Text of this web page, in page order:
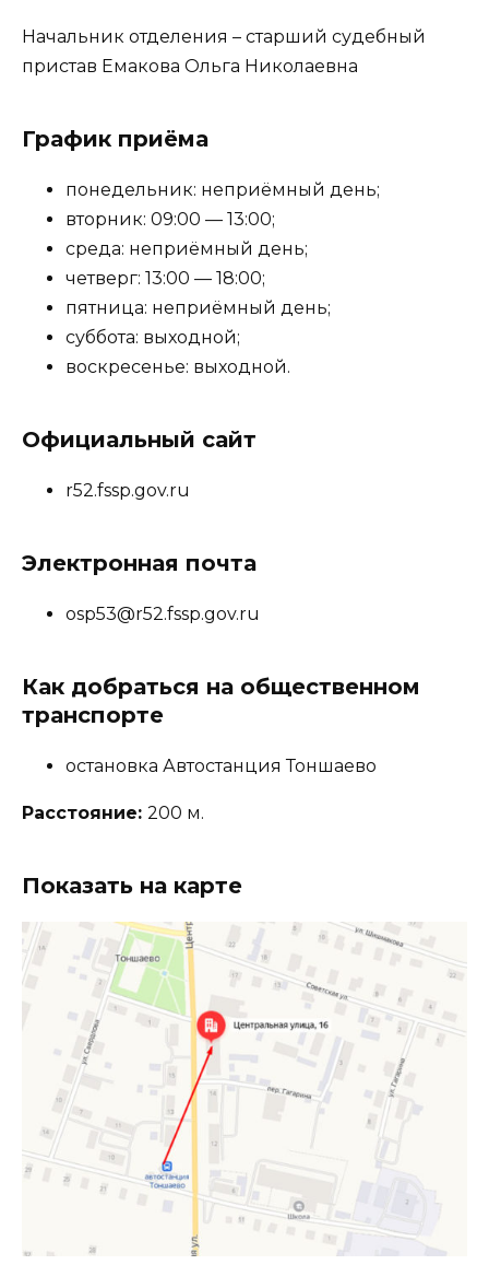
Начальник отделения – старший судебный
пристав Емакова Ольга Николаевна
График приёма
понедельник: неприёмный день;
вторник: 09:00 — 13:00;
среда: неприёмный день;
четверг: 13:00 — 18:00;
пятница: неприёмный день;
суббота: выходной;
воскресенье: выходной.
Официальный сайт
r52.fssp.gov.ru
Электронная почта
osp53@r52.fssp.gov.ru
Как добраться на общественном
транспорте
остановка Автостанция Тоншаево
Расстояние: 200 м.
Показать на карте